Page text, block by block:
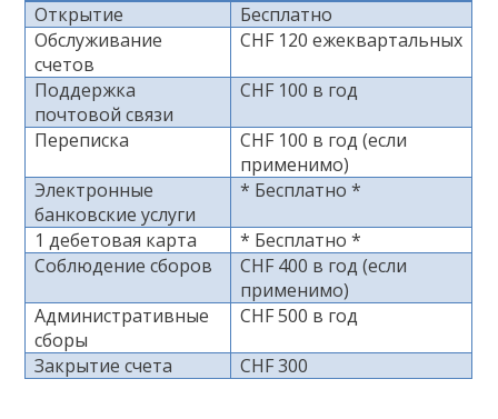
Открытие
Бесплатно
Обслуживание
счетов
CHF 120 ежеквартальных
Поддержка
почтовой связи
CHF 100 в год
Переписка
CHF 100 в год (если
применимо)
Электронные
банковские услуги
* Бесплатно *
1 дебетовая карта
* Бесплатно *
Соблюдение сборов
CHF 400 в год (если
применимо)
Административные
сборы
CHF 500 в год
Закрытие счета CHF 300